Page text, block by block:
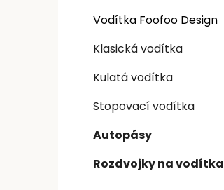
Vodítka Foofoo Design
Klasická vodítka
Kulatá vodítka
Stopovací vodítka
Autopásy
Rozdvojky na vodítka